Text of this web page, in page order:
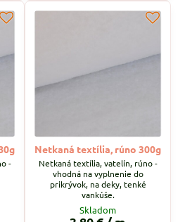
-
Netkaná textília, rúno 300g
Netkaná textília, vatelín, rúno -
vhodná na vyplnenie do
prikrývok, na deky, tenké
vankúše.
Skladom